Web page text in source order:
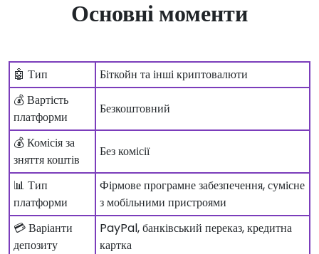
Основні моменти
🤖 Тип
Біткойн та інші криптовалюти
💰 Вартість
платформи
Безкоштовний
💰 Комісія за
зняття коштів
Без комісії
📊 Тип
платформи
Фірмове програмне забезпечення, сумісне
з мобільними пристроями
💳 Варіанти
депозиту
PayPal, банківський переказ, кредитна
картка